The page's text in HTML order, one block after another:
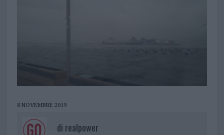
8 NOVEMBRE 2019
di realpower